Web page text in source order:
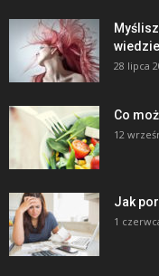
28 lipca
Co
12
Jak
1